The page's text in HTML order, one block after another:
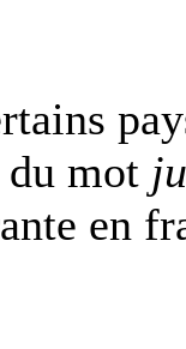
mot
en